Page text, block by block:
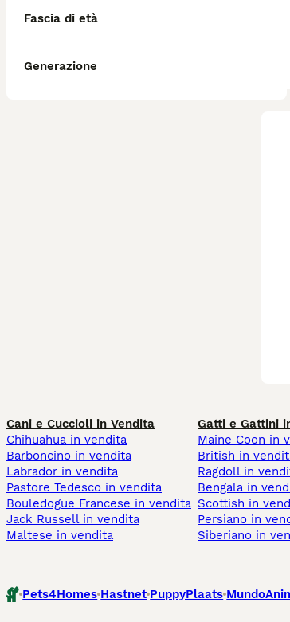
Fascia di età
Generazione
Cani e Cuccioli in Vendita
Chihuahua in vendita
Barboncino in vendita
Labrador in vendita
Pastore Tedesco in vendita
Bouledogue Francese in vendita
Jack Russell in vendita
Maltese in vendita
Gatti e Gattini
Maine Coon in
British in
Ragdoll in
Bengala in
Scottish in
Persiano in
Siberiano in
Pets4Homes Hastnet PuppyPlaats